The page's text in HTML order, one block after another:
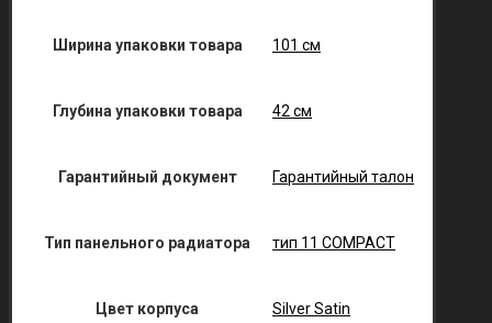
Ширина упаковки товара 101 см
Глубина упаковки товара 42 см
Гарантийный документ Гарантийный талон
Тип панельного радиатора тип 11 COMPACT
Цвет корпуса Silver Satin